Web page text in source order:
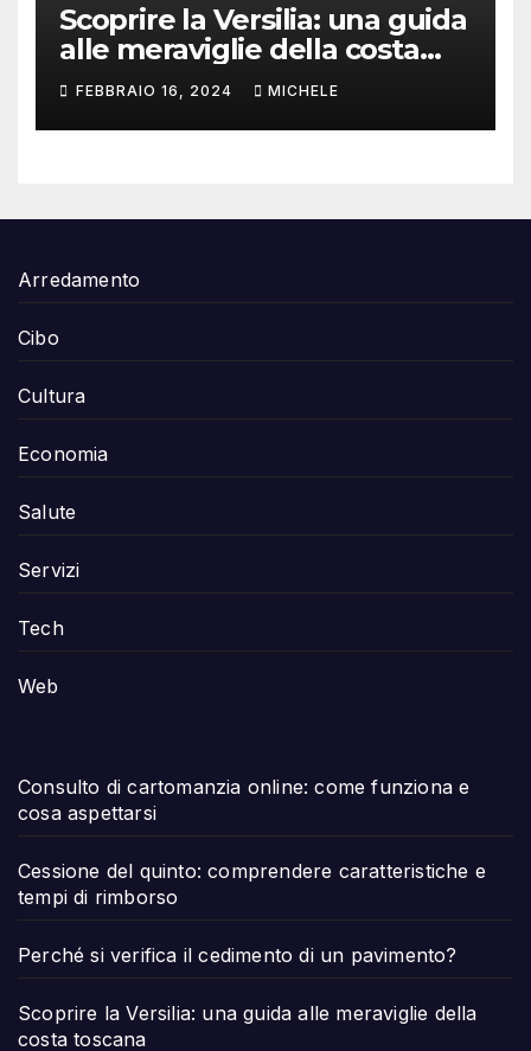
Scoprire la Versilia: una guida
alle meraviglie della costa
toscana
FEBBRAIO 16, 2024 MICHELE
Arredamento
Cibo
Cultura
Economia
Salute
Servizi
Tech
Web
Consulto di cartomanzia online: come funziona e
cosa aspettarsi
Cessione del quinto: comprendere caratteristiche e
tempi di rimborso
Perché si verifica il cedimento di un pavimento?
Scoprire la Versilia: una guida alle meraviglie della
costa toscana